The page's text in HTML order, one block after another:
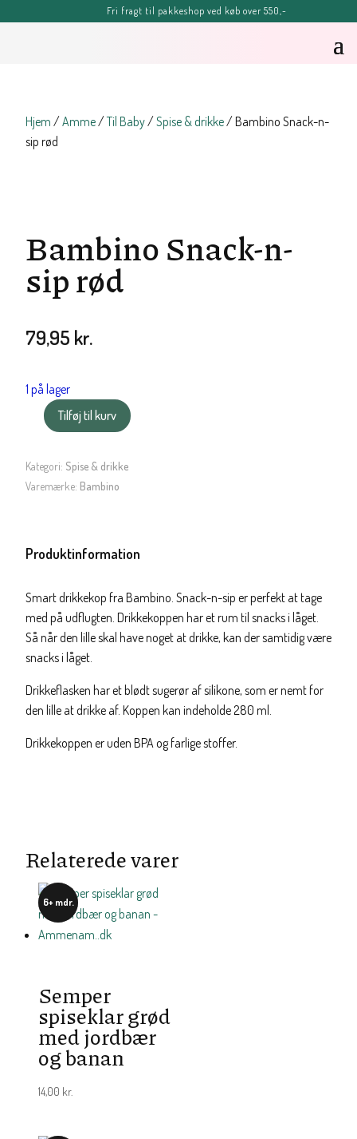
Fri fragt til pakkeshop ved køb over 550,-
Hjem /Amme/Til Baby/Spise & drikke/ Bambino Snack-n-
sip rød
Bambino Snack-n-
sip rød
79,95 kr.
1 på lager
Bambino
n-
sip
Tilføj til kurv
Kategori: Spise & drikke
Varemærke: Bambino
Produktinformation
Smart drikkekop fra Bambino. Snack-n-sip er perfekt at tage
med på udflugten. Drikkekoppen har et rum til snacks i låget.
Så når den lille skal have noget at drikke, kan der samtidig være
snacks i låget.
Drikkeflasken har et blødt sugerør af silikone, som er nemt for
den lille at drikke af. Koppen kan indeholde 280 ml.
Drikkekoppen er uden BPA og farlige stoffer.
Relaterede varer
6+ mdr.
Semper
spiseklar grød
med jordbær
og banan
14,00 kr.
FERIE-MELDING